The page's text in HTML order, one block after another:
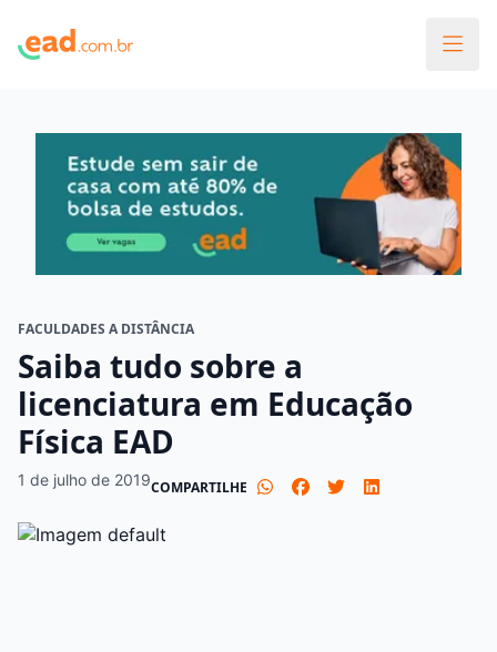
FACULDADES A DISTÂNCIA
Saiba tudo sobre a
licenciatura em Educação
Física EAD
1 de julho de 2019COMPARTILHE